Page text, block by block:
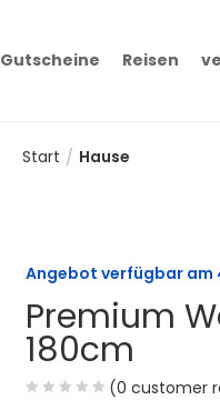
Gutscheine Reisen
Start Hause
Angebot verfügbar am
Premium
180cm
(0 customer